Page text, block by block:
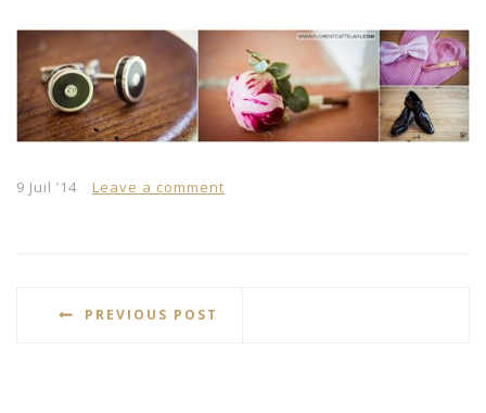
9 Juil ’14 Leave a comment
PREVIOUS POST